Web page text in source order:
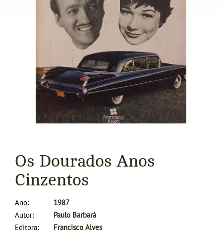
Os Dourados Anos
Cinzentos
Ano
1987
Autor
Paulo Barbará
Editora
Francisco Alves